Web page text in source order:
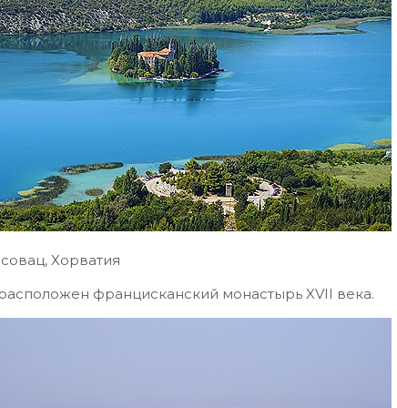
Хорватия
францисканский монастырь XVII века.